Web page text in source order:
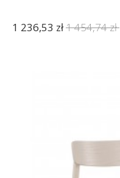
1 236,53 zł1 454,74 zł